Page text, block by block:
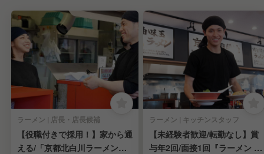
ラーメン | 店長・店長候補
【役職付きで採用！】家から通
える/「京都北白川ラーメン魁
ラーメン | キッチンスタッフ
【未経験者歓迎/転勤なし】賞
与年2回/面接1回『ラーメン 魁